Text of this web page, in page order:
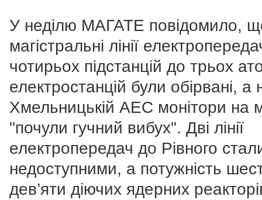
У неділю МАГАТЕ повідомило,
магістральні лінії
чотирьох підстанцій до трьох
електростанцій були обірвані, а
Хмельницькій АЕС монітори на
"почули гучний вибух". Дві лінії
електропередач до Рівного
недоступними, а потужність
дев’яти діючих ядерних